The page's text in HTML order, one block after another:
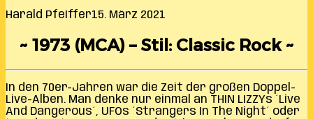
Harald Pfeiffer15. März 2021
~ 1973 (MCA) – Stil: Classic Rock ~
In den 70er-Jahren war die Zeit der großen Doppel-
Live-Alben. Man denke nur einmal an THIN LIZZYs ´Live
And Dangerous´, UFOs ´Strangers In The Night´ oder